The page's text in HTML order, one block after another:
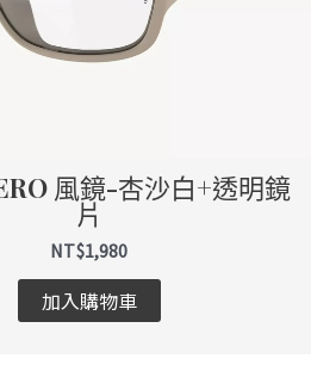
風鏡-杏沙白+透明鏡
片
NT$1,980
加入購物車